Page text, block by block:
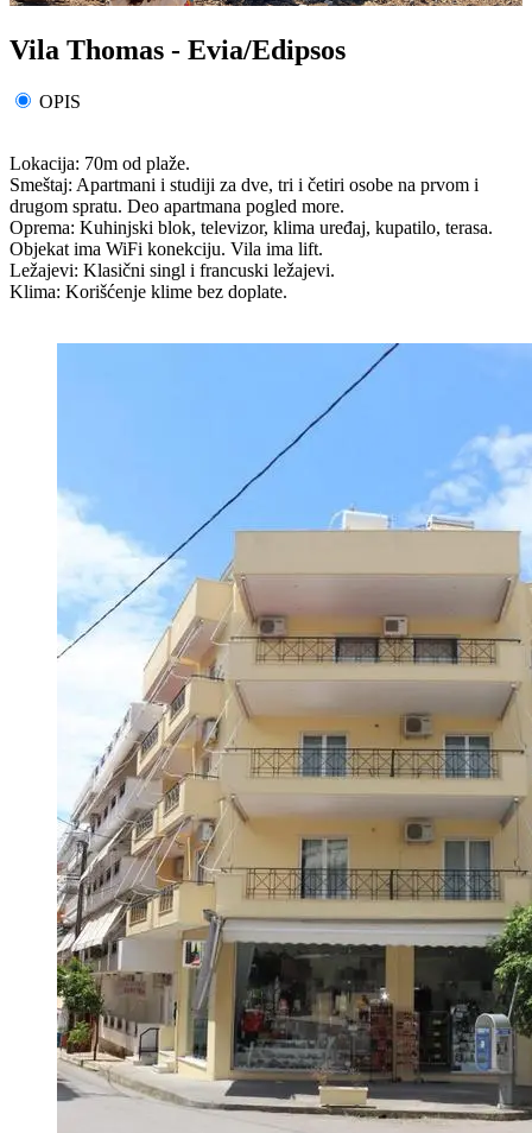
Vila Thomas - Evia/Edipsos
OPIS
Lokacija: 70m od plaže.
Smeštaj: Apartmani i studiji za dve, tri i četiri osobe na prvom i
drugom spratu. Deo apartmana pogled more.
Oprema: Kuhinjski blok, televizor, klima uređaj, kupatilo, terasa.
Objekat ima WiFi konekciju. Vila ima lift.
Ležajevi: Klasični singl i francuski ležajevi.
Klima: Korišćenje klime bez doplate.